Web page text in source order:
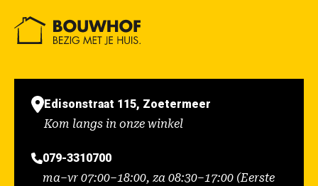
Edisonstraat 115, Zoetermeer
Kom langs in onze winkel
079-3310700
ma–vr 07:00–18:00, za 08:30–17:00 (Eerste